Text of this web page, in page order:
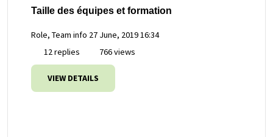
Taille des équipes et formation
Role, Team info 27 June, 2019 16:34
12 replies
766 views
VIEW DETAILS